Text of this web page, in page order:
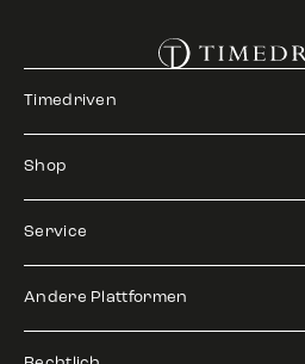
Timedriven
Shop
Service
Andere Plattformen